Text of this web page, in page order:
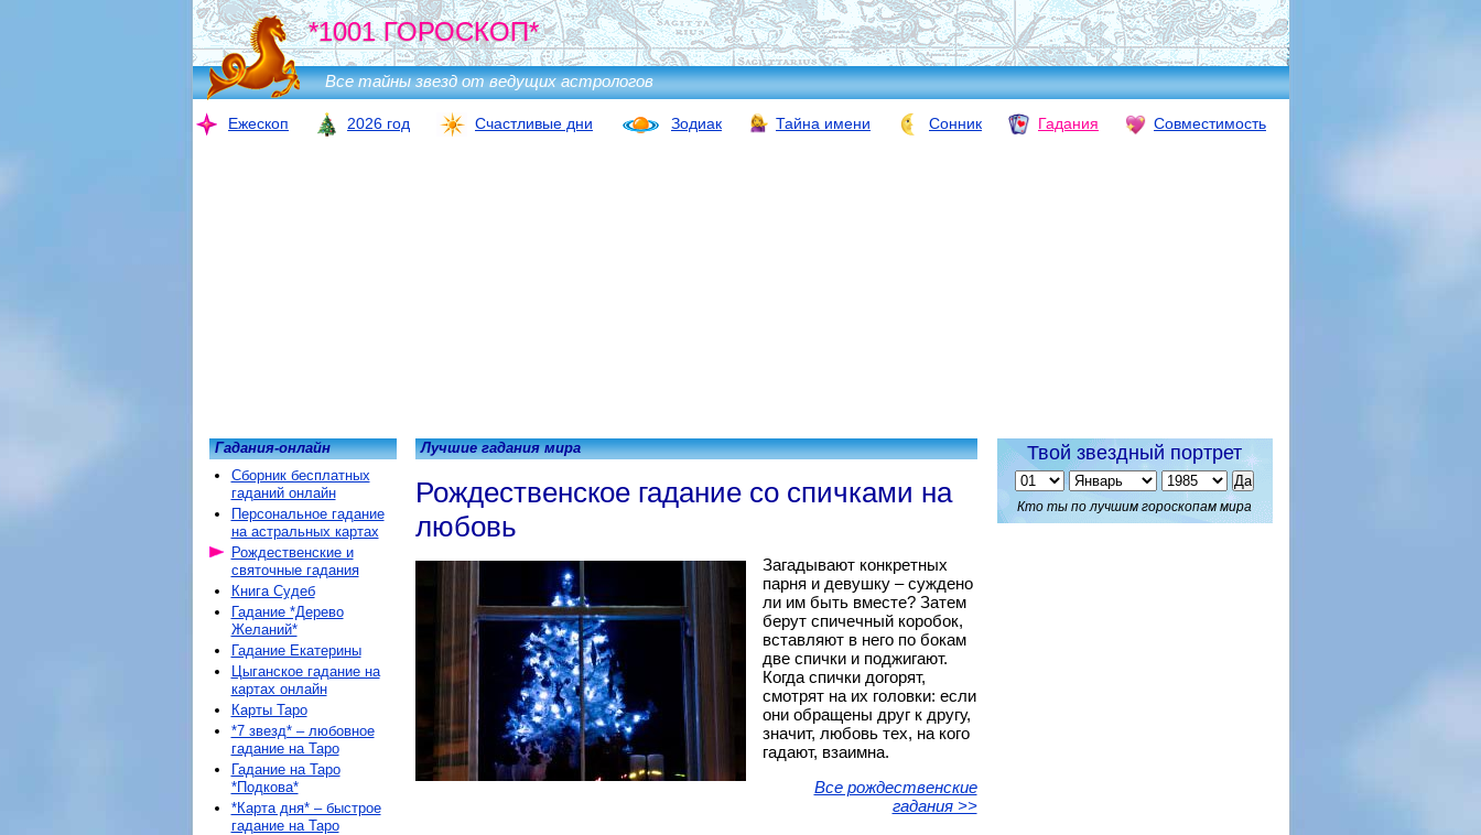
*1001 ГОРОСКОП*
Все тайны звезд от ведущих астрологов
Ежескоп 2026 год Счастливые дни Зодиак Тайна имени Сонник Гадания Совместимость
Лучшие гадания мира
Рождественское гадание со спичками на
любовь
Загадывают конкретных
парня и девушку – суждено
ли им быть вместе? Затем
берут спичечный коробок,
вставляют в него по бокам
две спички и поджигают.
Когда спички догорят,
смотрят на их головки: если
они обращены друг к другу,
значит, любовь тех, на кого
гадают, взаимна.
Все рождественские
гадания >>
Гадания-онлайн
Сборник бесплатных
гаданий онлайн
Персональное гадание
на астральных картах
Рождественские и
святочные гадания
Книга Судеб
Гадание *Дерево
Желаний*
Гадание Екатерины
Цыганское гадание на
картах онлайн
Карты Таро
*7 звезд* – любовное
гадание на Таро
Гадание на Таро
*Подкова*
*Карта дня* – быстрое
гадание на Таро
Твой звездный портрет
Кто ты по лучшим гороскопам мира